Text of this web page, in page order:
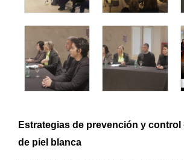
Estrategias de prevención y
de piel blanca